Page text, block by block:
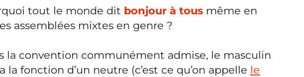
tout le monde dit bonjour à tous même en
assemblées mixtes en genre ?
la convention communément admise, le masculin
la fonction d’un neutre (c’est ce qu’on appelle le